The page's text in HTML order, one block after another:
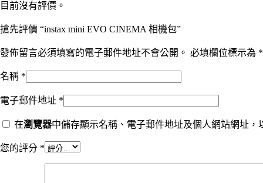
目前沒有評價。
搶先評價 “instax mini EVO CINEMA 相機包”
發佈留言必須填寫的電子郵件地址不會公開。 必填欄位標示為 *
名稱 *
電子郵件地址 *
在瀏覽器中儲存顯示名稱、電子郵件地址及個人網站網址，
您的評分 *